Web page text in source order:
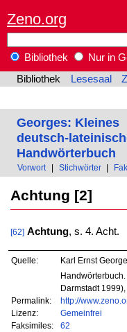
Zeno.org
Bibliothek
Nur in
Bibliothek
Lesesaal
Georges: Kleines
deutsch-
Handwörterbuch
Vorwort Stichwörter
Achtung [2]
[62] Achtung, s. 4. Acht.
Quelle:
Karl Ernst
Darmstadt 1999),
Permalink:
http://
Lizenz:
Gemeinfrei
Faksimiles:
62